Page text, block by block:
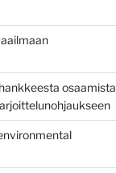
osaamista